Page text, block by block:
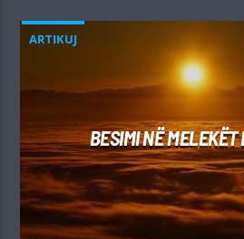
ARTIKUJ
BESIMI NË